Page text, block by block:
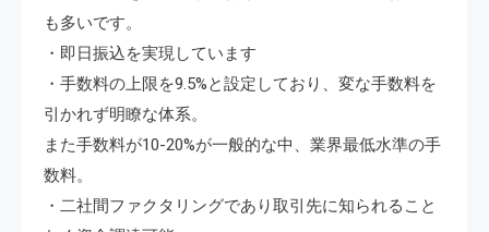
も多いです。
・即日振込を実現しています
・手数料の上限を9.5%と設定しており、変な手数料を
引かれず明瞭な体系。
また手数料が10-20%が一般的な中、業界最低水準の手
数料。
・二社間ファクタリングであり取引先に知られること